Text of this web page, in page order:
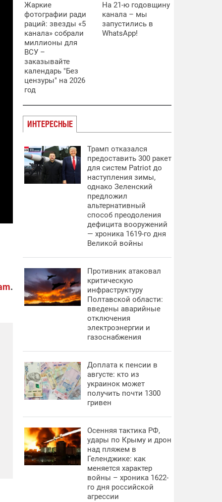
.
Жаркие
фотографии ради
раций: звезды «5
канала» собрали
миллионы для
ВСУ –
заказывайте
календарь "Без
цензуры" на 2026
год
На 21-ю годовщину
канала – мы
запустились в
WhatsApp!
ИНТЕРЕСНЫЕ
Трамп отказался
предоставить 300 ракет
для систем Patriot до
наступления зимы,
однако Зеленский
предложил
альтернативный
способ преодоления
дефицита вооружений
— хроника 1619-го дня
Великой войны
Противник атаковал
критическую
инфраструктуру
Полтавской области:
введены аварийные
отключения
электроэнергии и
газоснабжения
Доплата к пенсии в
августе: кто из
украинок может
получить почти 1300
гривен
Осенняя тактика РФ,
удары по Крыму и дрон
над пляжем в
Геленджике: как
меняется характер
войны – хроника 1622-
го дня российской
агрессии